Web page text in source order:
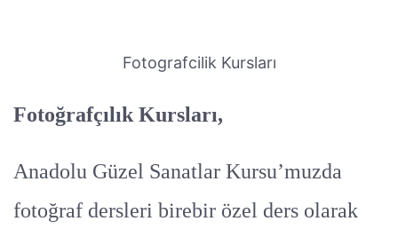
Fotografcilik Kursları
Fotoğrafçılık Kursları,
Anadolu Güzel Sanatlar Kursu’muzda
fotoğraf dersleri birebir özel ders olarak